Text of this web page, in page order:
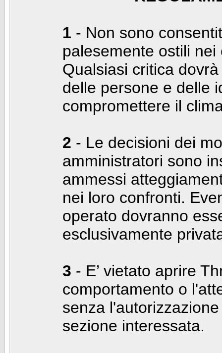
1 - Non sono
palesemente ostili
Qualsiasi critica
delle persone e delle
compromettere il
2 - Le decisioni dei
amministratori sono
ammessi
nei loro confronti.
operato dovranno
esclusivamente
3 - E’ vietato aprire
comportamento o
senza
sezione interessata.